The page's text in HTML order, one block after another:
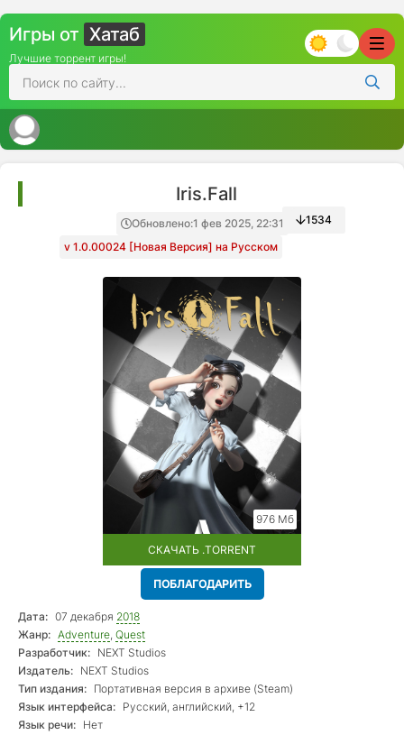
Игры от Хатаб
Лучшие торрент игры!
Iris.Fall
Обновлено:1 фев 2025, 22:31
v 1.0.00024 [Новая Версия] на Русском
1534
976 Мб
СКАЧАТЬ .TORRENT
ПОБЛАГОДАРИТЬ
Дата: 07 декабря 2018
Жанр: Adventure, Quest
Разработчик: NEXT Studios
Издатель: NEXT Studios
Тип издания: Портативная версия в архиве (Steam)
Язык интерфейса: Русский, английский, +12
Язык речи: Нет